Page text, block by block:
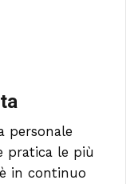
personale
pratica le più
in continuo